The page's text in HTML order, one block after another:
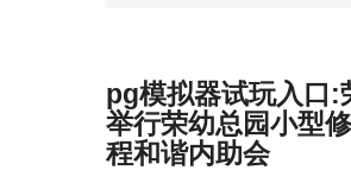
pg模拟器试玩入口:
举行荣幼总园小型
程和谐内助会